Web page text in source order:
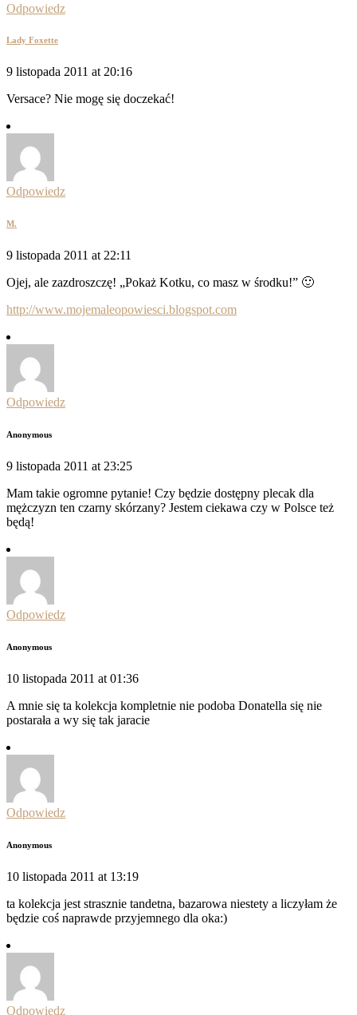
Odpowiedz
Lady Foxette
9 listopada 2011 at 20:16
Versace? Nie mogę się doczekać!
Odpowiedz
M.
9 listopada 2011 at 22:11
Ojej, ale zazdroszczę! „Pokaż Kotku, co masz w środku!” 🙂
http://www.mojemaleopowiesci.blogspot.com
Odpowiedz
Anonymous
9 listopada 2011 at 23:25
Mam takie ogromne pytanie! Czy będzie dostępny plecak dla
mężczyzn ten czarny skórzany? Jestem ciekawa czy w Polsce też
będą!
Odpowiedz
Anonymous
10 listopada 2011 at 01:36
A mnie się ta kolekcja kompletnie nie podoba Donatella się nie
postarała a wy się tak jaracie
Odpowiedz
Anonymous
10 listopada 2011 at 13:19
ta kolekcja jest strasznie tandetna, bazarowa niestety a liczyłam że
będzie coś naprawde przyjemnego dla oka:)
Odpowiedz